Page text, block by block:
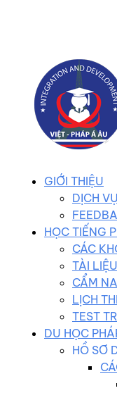
GIỚI THIỆU
DỊCH VỤ
HỌC TIẾNG
CÁC
TÀI
CẨM
LỊCH
TEST
DU HỌC
HỒ SƠ